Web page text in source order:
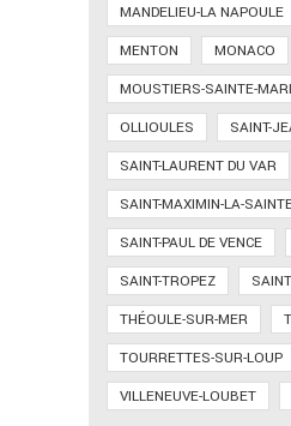
MANDELIEU-LA NAPOULE
MENTON
MONACO
MOUSTIERS-SAINTE-
OLLIOULES
SAINT-
SAINT-LAURENT DU VAR
SAINT-MAXIMIN-LA-
SAINT-PAUL DE VENCE
SAINT-TROPEZ
THÉOULE-SUR-MER
TOURRETTES-SUR-LOUP
VILLENEUVE-LOUBET